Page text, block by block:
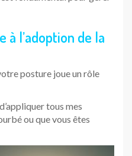
à l’adoption de la
posture joue un rôle
tous mes
ou que vous êtes